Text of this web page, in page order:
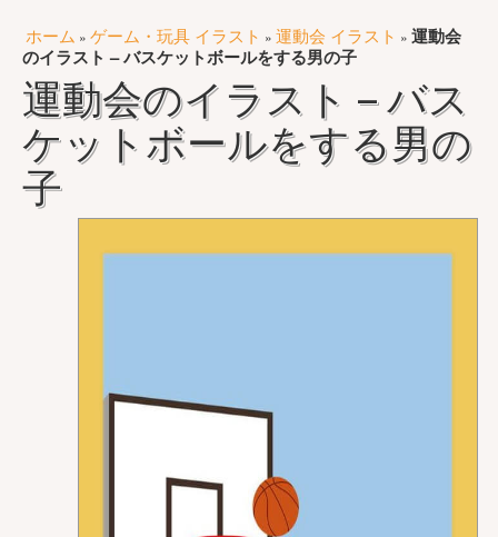
ホーム » ゲーム・玩具 イラスト » 運動会 イラスト » 運動会
のイラスト – バスケットボールをする男の子
運動会のイラスト – バス
ケットボールをする男の
子